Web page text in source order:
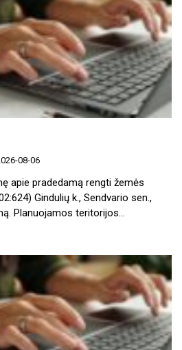
08-06
apie pradedamą rengti žemės
Gindulių k., Sendvario sen.,
Planuojamos teritorijos…